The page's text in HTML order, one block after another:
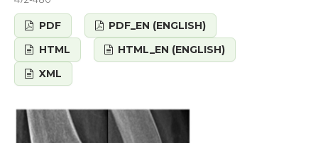
PDF
PDF_EN (ENGLISH)
HTML
HTML_EN (ENGLISH)
XML